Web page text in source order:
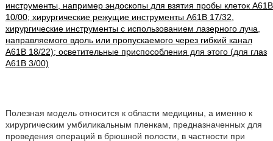
инструменты, например эндоскопы для взятия пробы клеток A61B
10/00; хирургические режущие инструменты A61B 17/32,
хирургические инструменты с использованием лазерного луча,
направляемого вдоль или пропускаемого через гибкий канал
A61B 18/22); осветительные приспособления для этого (для глаз
A61B 3/00)
Полезная модель относится к области медицины, а именно к
хирургическим умбиликальным пленкам, предназначенных для
проведения операций в брюшной полости, в частности при